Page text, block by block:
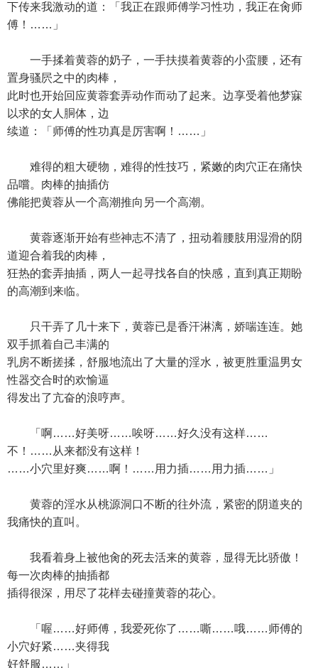
下传来我激动的道：「我正在跟师傅学习性功，我正在肏师
傅！……」
一手揉着黄蓉的奶子，一手扶摸着黄蓉的小蛮腰，还有
置身骚屄之中的肉棒，
此时也开始回应黄蓉套弄动作而动了起来。边享受着他梦寐
以求的女人胴体，边
续道：「师傅的性功真是厉害啊！……」
难得的粗大硬物，难得的性技巧，紧嫩的肉穴正在痛快
品嚐。肉棒的抽插仿
佛能把黄蓉从一个高潮推向另一个高潮。
黄蓉逐渐开始有些神志不清了，扭动着腰肢用湿滑的阴
道迎合着我的肉棒，
狂热的套弄抽插，两人一起寻找各自的快感，直到真正期盼
的高潮到来临。
只干弄了几十来下，黄蓉已是香汗淋漓，娇喘连连。她
双手抓着自己丰满的
乳房不断搓揉，舒服地流出了大量的淫水，被更胜重温男女
性器交合时的欢愉逼
得发出了亢奋的浪哼声。
「啊……好美呀……唉呀……好久没有这样……
不！……从来都没有这样！
……小穴里好爽……啊！……用力插……用力插……」
黄蓉的淫水从桃源洞口不断的往外流，紧密的阴道夹的
我痛快的直叫。
我看着身上被他肏的死去活来的黄蓉，显得无比骄傲！
每一次肉棒的抽插都
插得很深，用尽了花样去碰撞黄蓉的花心。
「喔……好师傅，我爱死你了……嘶……哦……师傅的
小穴好紧……夹得我
好舒服……」